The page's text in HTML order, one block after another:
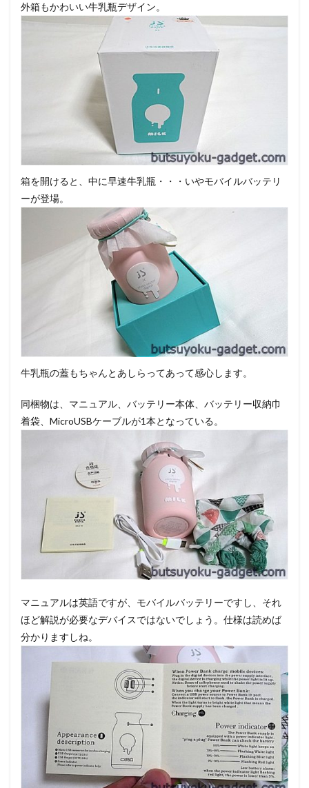
外箱もかわいい牛乳瓶デザイン。
箱を開けると、中に早速牛乳瓶・・・いやモバイルバッテリ
ーが登場。
牛乳瓶の蓋もちゃんとあしらってあって感心します。
同梱物は、マニュアル、バッテリー本体、バッテリー収納巾
着袋、MicroUSBケーブルが1本となっている。
マニュアルは英語ですが、モバイルバッテリーですし、それ
ほど解説が必要なデバイスではないでしょう。仕様は読めば
分かりますしね。